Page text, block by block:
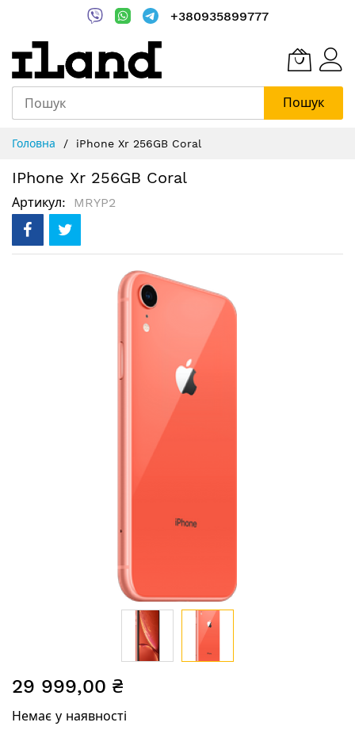
+380935899777
Пошук
Content
Головна iPhone Xr 256GB Coral
IPhone Xr 256GB Coral
Артикул MRYP2
до
галереї
29 999,00 ₴
Немає у наявності